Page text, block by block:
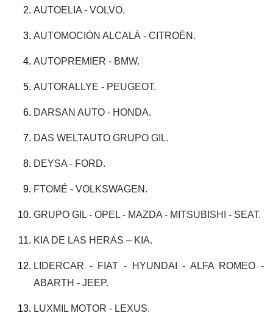
AUTOELIA - VOLVO.
AUTOMOCIÓN ALCALÁ - CITROËN.
AUTOPREMIER - BMW.
AUTORALLYE - PEUGEOT.
DARSAN AUTO - HONDA.
DAS WELTAUTO GRUPO GIL.
DEYSA - FORD.
FTOMÉ - VOLKSWAGEN.
GRUPO GIL - OPEL - MAZDA - MITSUBISHI - SEAT.
KIA DE LAS HERAS – KIA.
LIDERCAR - FIAT - HYUNDAI - ALFA ROMEO -
ABARTH - JEEP.
LUXMIL MOTOR - LEXUS.